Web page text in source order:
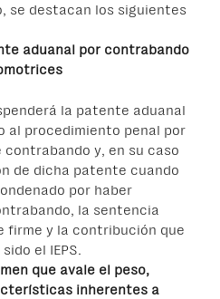
se destacan los siguientes
aduanal por contrabando
la patente aduanal
al procedimiento penal por
y, en su caso
de dicha patente cuando
por haber
la sentencia
firme y la contribución que
el IEPS.
que avale el peso,
inherentes a